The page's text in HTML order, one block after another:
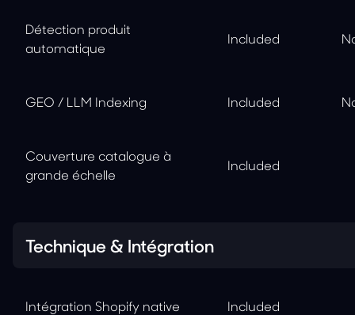
Détection produit
automatique
Included
GEO / LLM Indexing Included
Couverture catalogue à
grande échelle
Included
Technique & Intégration
Intégration Shopify native Included